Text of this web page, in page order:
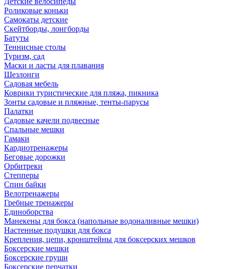
Роликовые коньки
Самокаты детские
Скейтборды, лонгборды
Батуты
Теннисные столы
Туризм, сад
Маски и ласты для плавания
Шезлонги
Садовая мебель
Коврики туристические для пляжа, пикника
Зонты садовые и пляжные, тенты-парусы
Палатки
Садовые качели подвесные
Спальные мешки
Гамаки
Кардиотренажеры
Беговые дорожки
Орбитреки
Степперы
Спин байки
Велотренажеры
Гребные тренажеры
Единоборства
Манекены для бокса (напольные водоналивные мешки)
Настенные подушки для бокса
Крепления, цепи, кронштейны для боксерских мешков
Боксерские мешки
Боксерские груши
Боксерские перчатки